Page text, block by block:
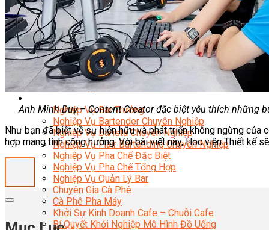
Master Class
Bếp Gia Đình
Học Nấu Ăn Mở Quán
Chuyên Đề Bếp Nóng
Khởi Sự Kinh Doanh Ngành F&B
Khởi Sự Kinh Doanh Nhà Hàng
Bí Quyết Kinh Doanh và Vận Hành Mô Hình Ẩm Thực
Video Dạy Nấu Ăn
Nghiệp Vụ Bar Trưởng
Nghiệp Vụ Bartender Chuyên Nghiệp
Nghiệp Vụ Barista Chuyên Nghiệp
Nghiệp Vụ Flair Bartending Chuyên Nghiệp
Nghiệp Vụ Pha Chế Đặc Biệt
Nghiệp Vụ Pha Chế Tổng Hợp
Nghiệp Vụ Quản Lý Bar
Chuyên Gia Cà Phê
Cà Phê Pha Máy
Khởi Sự Kinh Doanh Cafe – Chuỗi Cafe
Bí Quyết Khởi Nghiệp Mô Hình Đồ Uống
Anh Minh Duy – Content Creator đặc biệt yêu thích những
Như bạn đã biết về sự hiện hữu và phát triển không ngừng
hợp mang tính cộng hưởng. Với bài viết này, Học viện Thiết kế